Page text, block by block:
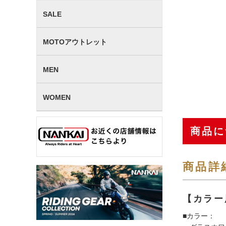
SALE
MOTOアウトレット
MEN
WOMEN
商品
商品詳
【カラー
■カラー：